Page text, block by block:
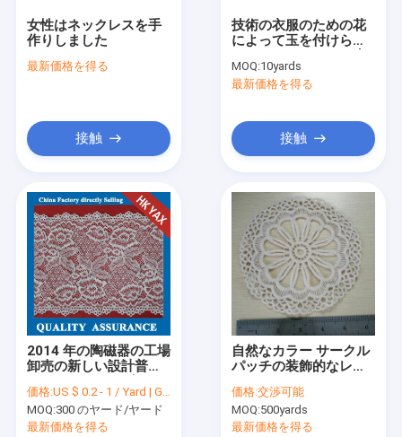
女性はネックレスを手
作りしました
最新価格を得る
接触
技術の衣服のための花
によって玉を付けられ
晶飾られたレースのト
リムのアップリケの装
MOQ:10yards
最新価格を得る
接触
2014 年の陶磁器の工場
卸売の新しい設計普及
下着のための端のレー
スのトリミングをスカ
ラップで仕上げました
価格:US $ 0.2 - 1 / Yard | Get Latest Price
MOQ:300 のヤード/ヤード
最新価格を得る
自然なカラー サークル
パッチの装飾的なレー
の水溶性のレース
価格:交渉可能
MOQ:500yards
最新価格を得る